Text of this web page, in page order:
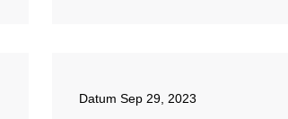
Datum Sep 29, 2023